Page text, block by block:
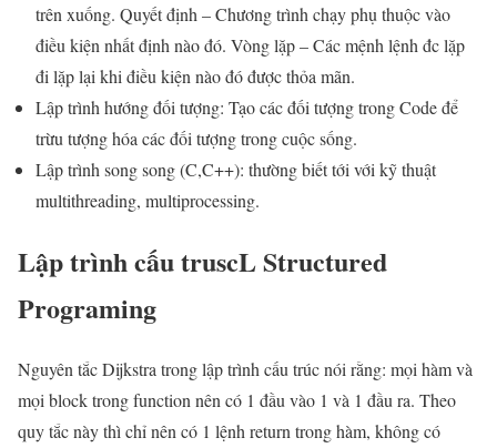
trên xuống. Quyết định – Chương trình chạy phụ thuộc vào
điều kiện nhất định nào đó. Vòng lặp – Các mệnh lệnh đc lặp
đi lặp lại khi điều kiện nào đó được thỏa mãn.
Lập trình hướng đối tượng: Tạo các đối tượng trong Code để
trừu tượng hóa các đối tượng trong cuộc sống.
Lập trình song song (C,C++): thường biết tới với kỹ thuật
multithreading, multiprocessing.
Lập trình cấu truscL Structured
Programing
Nguyên tắc Dijkstra trong lập trình cấu trúc nói rằng: mọi hàm và
mọi block trong function nên có 1 đầu vào 1 và 1 đầu ra. Theo
quy tắc này thì chỉ nên có 1 lệnh return trong hàm, không có